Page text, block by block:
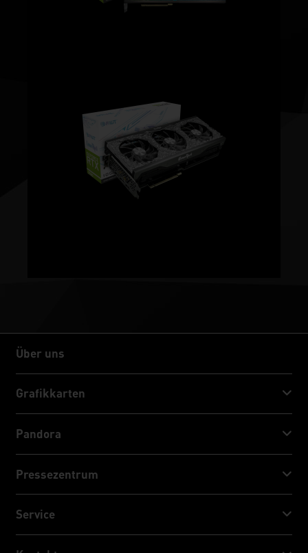
Über uns
Über uns
Grafikkarten
GeForce RTX™ 40 Series
GeForce RTX™ 30 Series
Pandora
NVIDIA Jetson Orin™ Nano Super
Pressezentrum
Social Media
Service